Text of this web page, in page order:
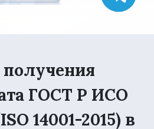
ГОСТ Р ИСО
14001-2015) в